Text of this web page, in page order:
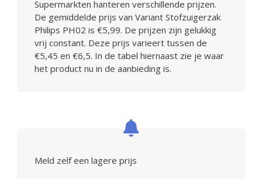
Supermarkten hanteren verschillende prijzen.
De gemiddelde prijs van Variant Stofzuigerzak
Philips PH02 is €5,99. De prijzen zijn gelukkig
vrij constant. Deze prijs varieert tussen de
€5,45 en €6,5. In de tabel hiernaast zie je waar
het product nu in de aanbieding is.
Meld zelf een lagere prijs